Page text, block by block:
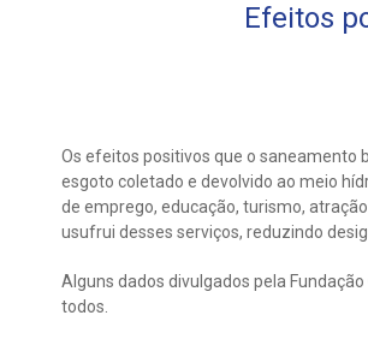
Efeitos
Os efeitos positivos que o saneamento
esgoto coletado e devolvido ao meio
de emprego, educação, turismo,
usufrui desses serviços, reduzindo
Alguns dados divulgados pela
todos.